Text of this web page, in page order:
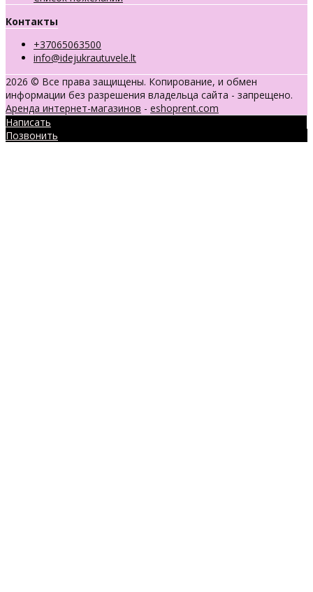
Контакты
+37065063500
info@idejukrautuvele.lt
2026 © Все права защищены. Копирование, и обмен
информации без разрешения владельца сайта - запрещено.
Аренда интернет-магазинов - eshoprent.com
Написать
Позвонить